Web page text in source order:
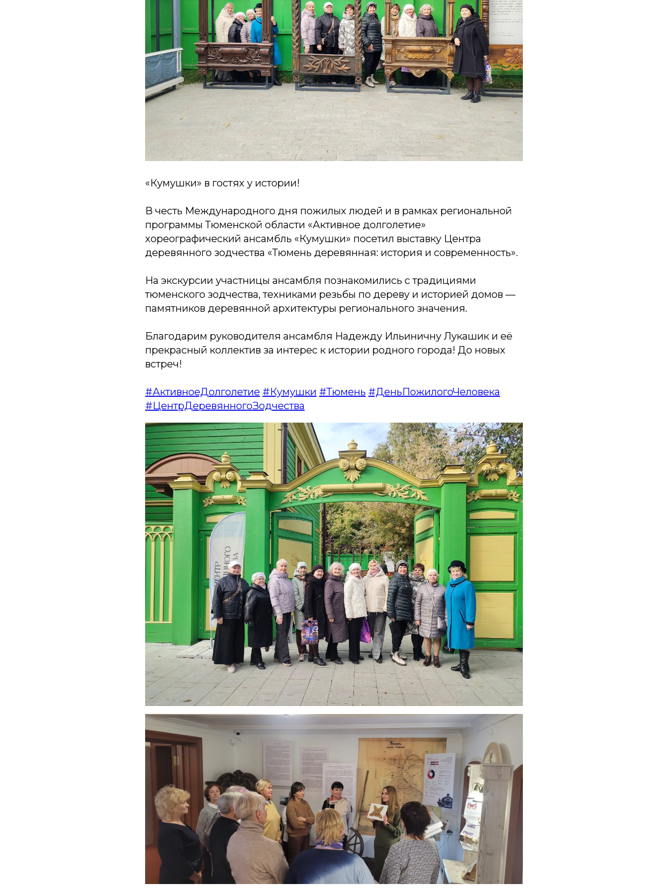
«Кумушки» в гостях у истории!
В честь Международного дня пожилых людей и в рамках региональной
программы Тюменской области «Активное долголетие»
хореографический ансамбль «Кумушки» посетил выставку Центра
деревянного зодчества «Тюмень деревянная: история и современность».
На экскурсии участницы ансамбля познакомились с традициями
тюменского зодчества, техниками резьбы по дереву и историей домов —
памятников деревянной архитектуры регионального значения.
Благодарим руководителя ансамбля Надежду Ильиничну Лукашик и её
прекрасный коллектив за интерес к истории родного города! До новых
встреч!
#АктивноеДолголетие #Кумушки #Тюмень #ДеньПожилогоЧеловека
#ЦентрДеревянногоЗодчества